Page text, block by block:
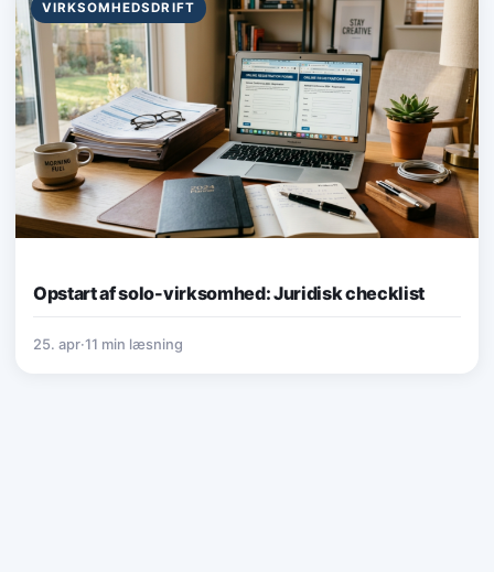
VIRKSOMHEDSDRIFT
Opstart af solo-virksomhed: Juridisk checklist
25. apr·11 min læsning